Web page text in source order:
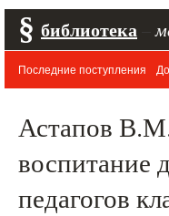
§ библиотека
Последние поступления
Астапов
воспитание
педагогов